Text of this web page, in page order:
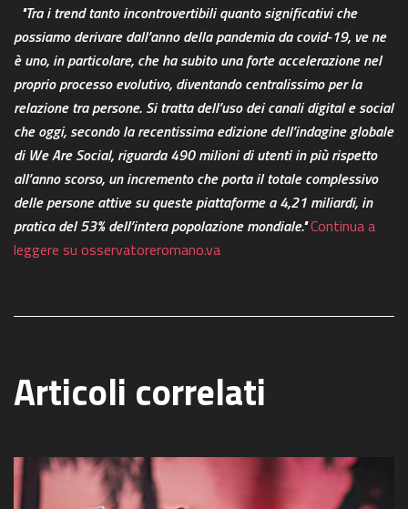
"Tra i trend tanto incontrovertibili quanto significativi che
possiamo derivare dall’anno della pandemia da covid-19, ve ne
è uno, in particolare, che ha subito una forte accelerazione nel
proprio processo evolutivo, diventando centralissimo per la
relazione tra persone. Si tratta dell’uso dei canali digital e social
che oggi, secondo la recentissima edizione dell’indagine globale
di We Are Social, riguarda 490 milioni di utenti in più rispetto
all’anno scorso, un incremento che porta il totale complessivo
delle persone attive su queste piattaforme a 4,21 miliardi, in
pratica del 53% dell’intera popolazione mondiale."Continua a
leggere su osservatoreromano.va
Articoli correlati